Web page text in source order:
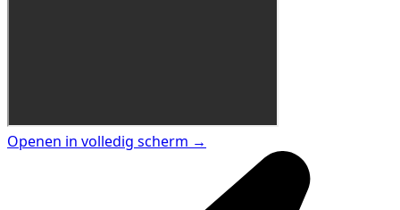
Openen in volledig scherm →